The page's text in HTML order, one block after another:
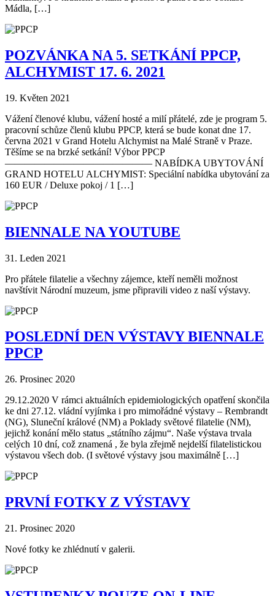
Mádla, […]
POZVÁNKA NA 5. SETKÁNÍ PPCP,
ALCHYMIST 17. 6. 2021
19. Květen 2021
Vážení členové klubu, vážení hosté a milí přátelé, zde je program 5.
pracovní schůze členů klubu PPCP, která se bude konat dne 17.
června 2021 v Grand Hotelu Alchymist na Malé Straně v Praze.
Těšíme se na brzké setkání! Výbor PPCP
——————————————— NABÍDKA UBYTOVÁNÍ
GRAND HOTELU ALCHYMIST: Speciální nabídka ubytování za
160 EUR / Deluxe pokoj / 1 […]
BIENNALE NA YOUTUBE
31. Leden 2021
Pro přátele filatelie a všechny zájemce, kteří neměli možnost
navštívit Národní muzeum, jsme připravili video z naší výstavy.
POSLEDNÍ DEN VÝSTAVY BIENNALE
PPCP
26. Prosinec 2020
29.12.2020 V rámci aktuálních epidemiologických opatření skončila
ke dni 27.12. vládní vyjímka i pro mimořádné výstavy – Rembrandt
(NG), Sluneční králové (NM) a Poklady světové filatelie (NM),
jejichž konání mělo status „státního zájmu“. Naše výstava trvala
celých 10 dní, což znamená , že byla zřejmě nejdelší filatelistickou
výstavou všech dob. (I světové výstavy jsou maximálně […]
PRVNÍ FOTKY Z VÝSTAVY
21. Prosinec 2020
Nové fotky ke zhlédnutí v galerii.